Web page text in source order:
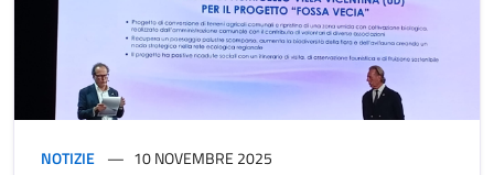
NOTIZIE 10 NOVEMBRE 2025